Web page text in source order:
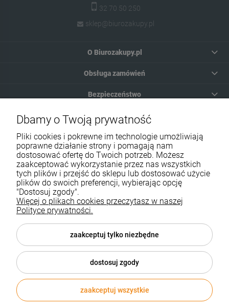
32 70 50 250
sklep@biurozakupy.pl
O Biurozakupy.pl
Obsługa zamówień
Bezpieczeństwo
Moje konto
Pomoc
Informacje i ceny opublikowane na stronie nie stanowią oferty w
rozumieniu przepisów kodeksu cywilnego.
sklep@biurozakupy.pl
Sklep internetowy Shoper.pl
Dbamy o Twoją prywatność
Pliki cookies i pokrewne im technologie umożliwiają
poprawne działanie strony i pomagają nam
dostosować ofertę do Twoich potrzeb. Możesz
zaakceptować wykorzystanie przez nas wszystkich
tych plików i przejść do sklepu lub dostosować użycie
plików do swoich preferencji, wybierając opcję
"Dostosuj zgody".
Więcej o plikach cookies przeczytasz w naszej
Polityce prywatności.
zaakceptuj tylko niezbędne
dostosuj zgody
zaakceptuj wszystkie